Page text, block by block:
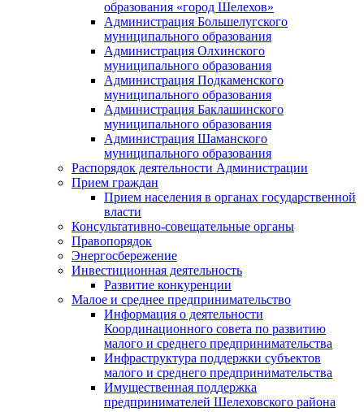
образования «город Шелехов»
Администрация Большелугского
муниципального образования
Администрация Олхинского
муниципального образования
Администрация Подкаменского
муниципального образования
Администрация Баклашинского
муниципального образования
Администрация Шаманского
муниципального образования
Распорядок деятельности Администрации
Прием граждан
Прием населения в органах государственной
власти
Консультативно-совещательные органы
Правопорядок
Энергосбережение
Инвестиционная деятельность
Развитие конкуренции
Малое и среднее предпринимательство
Информация о деятельности
Координационного совета по развитию
малого и среднего предпринимательства
Инфраструктура поддержки субъектов
малого и среднего предпринимательства
Имущественная поддержка
предпринимателей Шелеховского района